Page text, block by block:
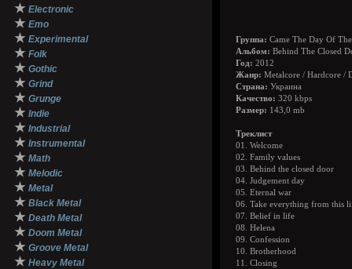
★ Electronic
★ Emo
★ Experimental
★ Folk
★ Gothic
★ Grind
★ Grunge
★ Indie
★ Industrial
★ Instrumental
★ Math
★ Melodic
★ Metal
★ Black Metal
★ Death Metal
★ Doom Metal
★ Groove Metal
★ Heavy Metal
Группа: Came The Day Of
Альбом: Behind The Closed
Год: 2012
Жанр: Metalcore / Hardcore /
Страна: Украина
Качество: 320 kbps
Размер: 143,0 mb
Треклист
01. Welcome
02. Family values
03. Behind the closed door
04. Judgement day
05. Eternal war
06. Take everything from this
07. Belief in life
08. Helena
09. Confession
10. Brotherhood
11. Closing